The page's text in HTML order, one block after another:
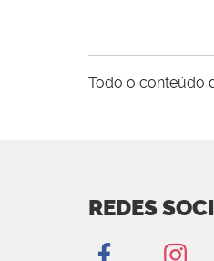
Todo o conteúdo
REDES